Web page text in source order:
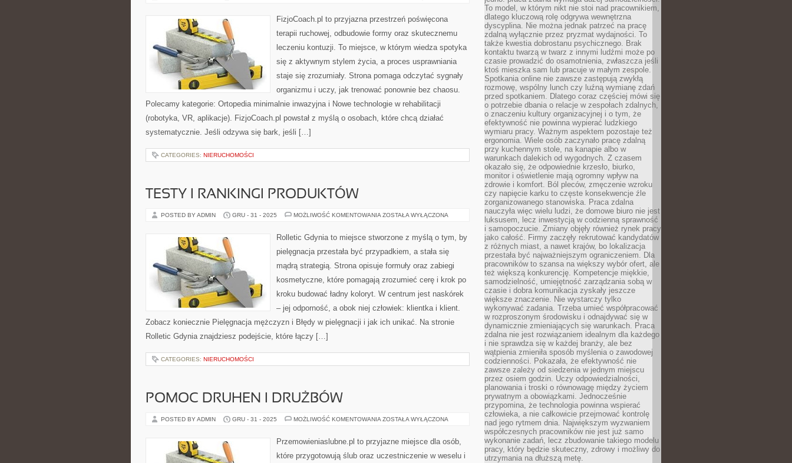
FizjoCoach.pl to przyjazna przestrzeń poświęcona
terapii ruchowej, odbudowie formy oraz skutecznemu
leczeniu kontuzji. To miejsce, w którym wiedza spotyka
się z aktywnym stylem życia, a proces usprawniania
staje się zrozumiały. Strona pomaga odczytać sygnały
organizmu i uczy, jak trenować ponownie bez chaosu.
Polecamy kategorie: Ortopedia minimalnie inwazyjna i Nowe technologie w rehabilitacji
(robotyka, VR, aplikacje). FizjoCoach.pl powstał z myślą o osobach, które chcą działać
systematycznie. Jeśli odzywa się bark, jeśli […]
CATEGORIES: NIERUCHOMOŚCI
TESTY I RANKINGI PRODUKTÓW
POSTED BY ADMIN GRU - 31 - 2025 MOŻLIWOŚĆ KOMENTOWANIA TESTY
ZOSTAŁA WYŁĄCZONA
Rolletic Gdynia to miejsce stworzone z myślą o tym, by
pielęgnacja przestała być przypadkiem, a stała się
mądrą strategią. Strona opisuje formuły oraz zabiegi
kosmetyczne, które pomagają zrozumieć cerę i krok po
kroku budować ładny koloryt. W centrum jest naskórek
– jej odporność, a obok niej człowiek: klientka i klient.
Zobacz koniecznie Pielęgnacja mężczyzn i Błędy w pielęgnacji i jak ich unikać. Na stronie
Rolletic Gdynia znajdziesz podejście, które łączy […]
CATEGORIES: NIERUCHOMOŚCI
POMOC DRUHEN I DRUŻBÓW
POSTED BY ADMIN GRU - 31 - 2025 MOŻLIWOŚĆ KOMENTOWANIA POMOC
DRUŻBÓW
ZOSTAŁA WYŁĄCZONA
Przemowieniaslubne.pl to przyjazne miejsce dla osób,
które przygotowują ślub oraz uczestniczenie w weselu i
To model, w którym nikt nie stoi nad pracownikiem,
dlatego kluczową rolę odgrywa wewnętrzna
dyscyplina. Nie można jednak patrzeć na pracę
zdalną wyłącznie przez pryzmat wydajności. To
także kwestia dobrostanu psychicznego. Brak
kontaktu twarzą w twarz z innymi ludźmi może po
czasie prowadzić do osamotnienia, zwłaszcza jeśli
ktoś mieszka sam lub pracuje w małym zespole.
Spotkania online nie zawsze zastępują zwykłą
rozmowę, wspólny lunch czy luźną wymianę zdań
przed spotkaniem. Dlatego coraz częściej mówi się
o potrzebie dbania o relacje w zespołach zdalnych,
o znaczeniu kultury organizacyjnej i o tym, że
efektywność nie powinna wypierać ludzkiego
wymiaru pracy. Ważnym aspektem pozostaje też
ergonomia. Wiele osób zaczynało pracę zdalną
przy kuchennym stole, na kanapie albo w
warunkach dalekich od wygodnych. Z czasem
okazało się, że odpowiednie krzesło, biurko,
monitor i oświetlenie mają ogromny wpływ na
zdrowie i komfort. Ból pleców, zmęczenie wzroku
czy napięcie karku to częste konsekwencje źle
zorganizowanego stanowiska. Praca zdalna
nauczyła więc wielu ludzi, że domowe biuro nie jest
luksusem, lecz inwestycją w codzienną sprawność
i samopoczucie. Zmiany objęły również rynek pracy
jako całość. Firmy zaczęły rekrutować kandydatów
z różnych miast, a nawet krajów, bo lokalizacja
przestała być najważniejszym ograniczeniem. Dla
pracowników to szansa na większy wybór ofert, ale
też większą konkurencję. Kompetencje miękkie,
samodzielność, umiejętność zarządzania sobą w
czasie i dobra komunikacja zyskały jeszcze
większe znaczenie. Nie wystarczy tylko
wykonywać zadania. Trzeba umieć współpracować
w rozproszonym środowisku i odnajdywać się w
dynamicznie zmieniających się warunkach. Praca
zdalna nie jest rozwiązaniem idealnym dla każdego
i nie sprawdza się w każdej branży, ale bez
wątpienia zmieniła sposób myślenia o zawodowej
codzienności. Pokazała, że efektywność nie
zawsze zależy od siedzenia w jednym miejscu
przez osiem godzin. Uczy odpowiedzialności,
planowania i troski o równowagę między życiem
prywatnym a obowiązkami. Jednocześnie
przypomina, że technologia powinna wspierać
człowieka, a nie całkowicie przejmować kontrolę
nad jego rytmem dnia. Największym wyzwaniem
współczesnych pracowników nie jest już samo
wykonanie zadań, lecz zbudowanie takiego modelu
pracy, który będzie skuteczny, zdrowy i możliwy do
utrzymania na dłuższą metę.